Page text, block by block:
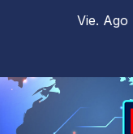
Vie. Ago